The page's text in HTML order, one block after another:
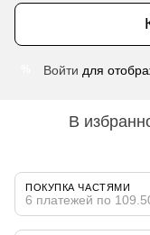
Войти для
В
ПОКУПКА ЧАСТЯМИ
6 платежей по